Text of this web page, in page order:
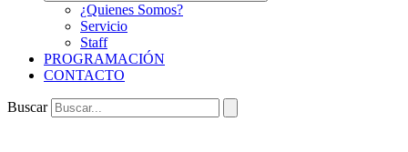
¿Quienes Somos?
Servicio
Staff
PROGRAMACIÓN
CONTACTO
Buscar